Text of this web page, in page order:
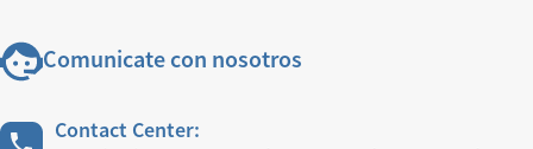
Comunicate con nosotros
Contact Center: